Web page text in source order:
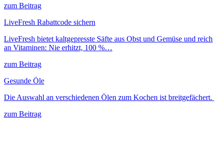
zum Beitrag
LiveFresh Rabattcode sichern
LiveFresh bietet kaltgepresste Säfte aus Obst und Gemüse und reich
an Vitaminen: Nie erhitzt, 100 %…
zum Beitrag
Gesunde Öle
Die Auswahl an verschiedenen Ölen zum Kochen ist breitgefächert.
zum Beitrag